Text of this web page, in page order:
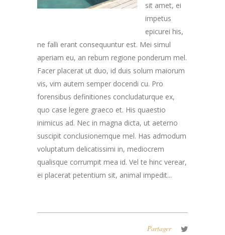
sit amet, ei
impetus
epicurei his,
ne falli erant consequuntur est. Mei simul
aperiam eu, an rebum regione ponderum mel.
Facer placerat ut duo, id duis solum maiorum
vis, vim autem semper docendi cu. Pro
forensibus definitiones concludaturque ex,
quo case legere graeco et. His quaestio
inimicus ad. Nec in magna dicta, ut aeterno
suscipit conclusionemque mel. Has admodum
voluptatum delicatissimi in, mediocrem
qualisque corrumpit mea id. Vel te hinc verear,
ei placerat petentium sit, animal impedit...
Partager